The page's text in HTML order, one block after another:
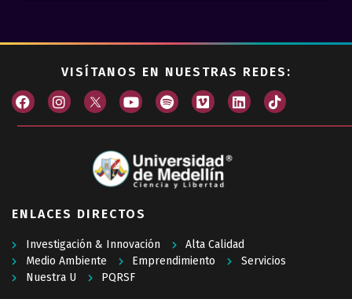
VISÍTANOS EN NUESTRAS REDES:
ENLACES DIRECTOS
Investigación & Innovación
Alta Calidad
Medio Ambiente
Emprendimiento
Servicios
Nuestra U
PQRSF